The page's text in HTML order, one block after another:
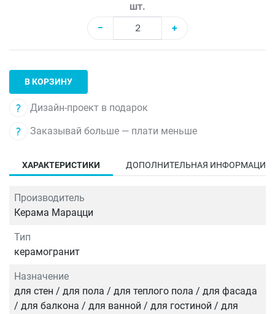
шт.
−
+
В КОРЗИНУ
Дизайн-проект в подарок
Заказывай больше — плати меньше
ХАРАКТЕРИСТИКИ ДОПОЛНИТЕЛЬНАЯ ИНФОРМАЦИЯ
Производитель
Керама Марацци
Тип
керамогранит
Назначение
для стен / для пола / для теплого пола / для фасада
/ для балкона / для ванной / для гостиной / для